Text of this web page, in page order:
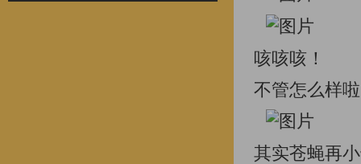
咳咳咳！
不管怎么样
其实苍蝇再